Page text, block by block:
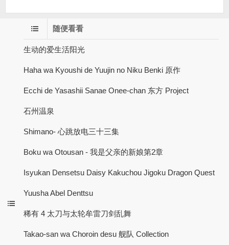
随便看看
生动的爱生活阳光
Haha wa Kyoushi de Yuujin no Niku Benki 原作
Ecchi de Yasashii Sanae Onee-chan 东方 Project
石州温泉
Shimano- 心跳放电三十三集
Boku wa Otousan - 我是父亲的新娘第2章
Isyukan Densetsu Daisy Kakuchou Jigoku Dragon Quest
Yuusha Abel Denttsu
稀有 4 太刀与太轮牟雷刀剑乱舞
Takao-san wa Choroin desu 舰队 Collection